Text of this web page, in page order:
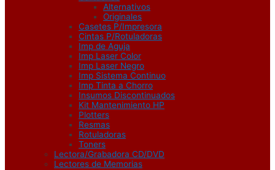
Alternativos
Originales
Casetes P/Impresora
Cintas P/Rotuladoras
Imp de Aguja
Imp Laser Color
Imp Laser Negro
Imp Sistema Continuo
Imp Tinta a Chorro
Insumos Discontinuados
Kit Mantenimiento HP
Plotters
Resmas
Rotuladoras
Toners
Lectora/Grabadora CD/DVD
Lectores de Memorias